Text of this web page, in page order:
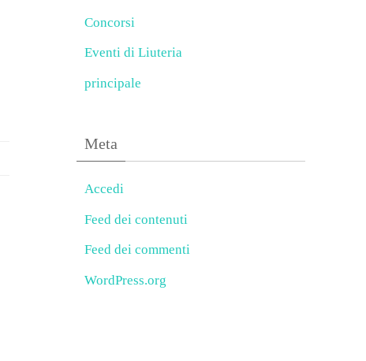
Concorsi
Eventi di Liuteria
principale
Meta
Accedi
Feed dei contenuti
Feed dei commenti
WordPress.org